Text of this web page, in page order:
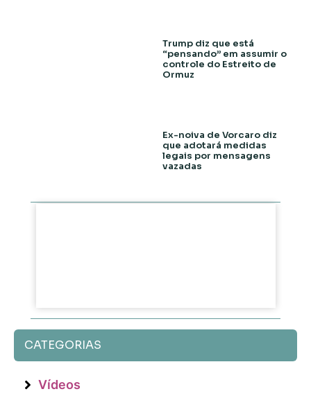
Trump diz que está
“pensando” em assumir o
controle do Estreito de
Ormuz
Ex-noiva de Vorcaro diz
que adotará medidas
legais por mensagens
vazadas
CATEGORIAS
Vídeos